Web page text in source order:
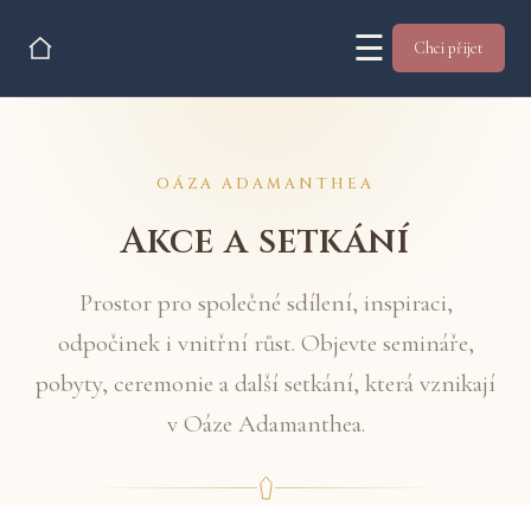
☰ Chci přijet
OÁZA ADAMANTHEA
Akce a setkání
Prostor pro společné sdílení, inspiraci,
odpočinek i vnitřní růst. Objevte semináře,
pobyty, ceremonie a další setkání, která vznikají
v Oáze Adamanthea.